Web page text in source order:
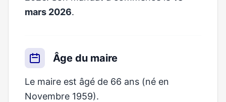
mars 2026.
Âge du maire
Le maire est âgé de 66 ans (né en
Novembre 1959).